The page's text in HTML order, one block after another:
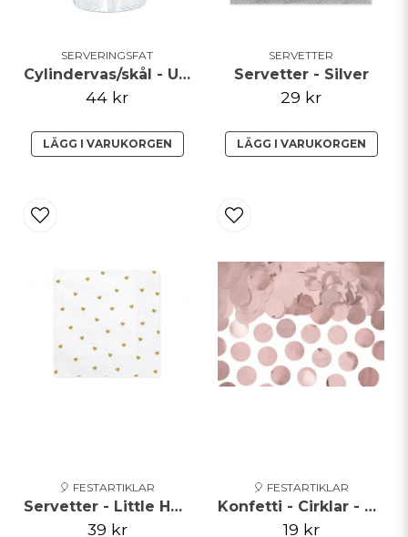
SERVERINGSFAT
Cylindervas/skål - Utsvängd - Clear - Mellan
44 kr
LÄGG I VARUKORGEN
SERVETTER
Servetter - Silver
29 kr
LÄGG I VARUKORGEN
🎈 FESTARTIKLAR
Servetter - Little Hearts - Guld
39 kr
🎈 FESTARTIKLAR
Konfetti - Cirklar - Roséguld
19 kr